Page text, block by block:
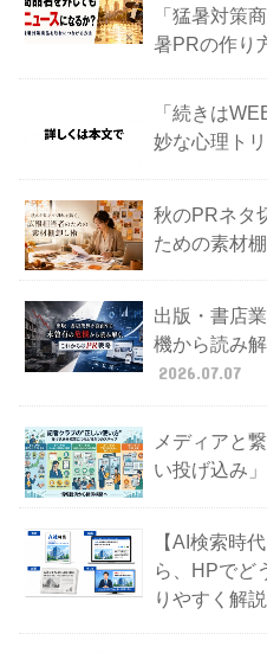
「猛暑対策
暑PRの作り
「続きは
妙な心理ト
秋のPRネタ
ための素材
出版・書店
機から読み
2026.07.07
メディアと
い投げ込み
【AI検索時
ら、HPでど
りやすく解説